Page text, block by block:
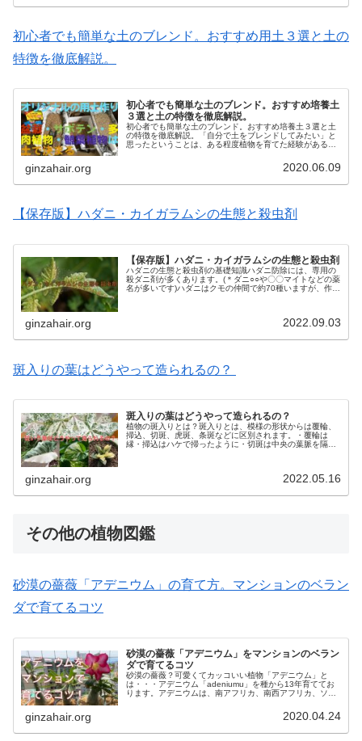
初心者でも簡単な土のブレンド。おすすめ用土３選と土の
特徴を徹底解説。
初心者でも簡単な土のブレンド。おすすめ培養土
３選と土の特徴を徹底解説。
初心者でも簡単な土のブレンド。おすすめ培養土３選と土
の特徴を徹底解説。「自分で土をブレンドしてみたい」と
思ったということは、ある程度植物を育てた経験があると
ginzahair.org 2020.06.09
【保存版】ハダニ・カイガラムシの生態と殺虫剤
【保存版】ハダニ・カイガラムシの生態と殺虫剤
ハダニの生態と殺虫剤の基礎知識ハダニ防除には、専用の
殺ダニ剤が多くあります。(＊ダニ○○や〇〇マイトなどの薬
名が多いです)ハダニはクモの仲間で約70種いますが、作物
ginzahair.org 2022.09.03
斑入りの葉はどうやって造られるの？
斑入りの葉はどうやって造られるの？
植物の斑入りとは？斑入りとは、模様の形状からは覆輪、
掃込、切斑、虎斑、条斑などに区別されます。・覆輪は
縁・掃込はハケで掃ったように・切斑は中央の葉脈を隔て
ginzahair.org 2022.05.16
その他の植物図鑑
砂漠の薔薇「アデニウム」の育て方。マンションのベラン
ダで育てるコツ
砂漠の薔薇「アデニウム」をマンションのベラン
ダで育てるコツ
砂漠の薔薇？可愛くてカッコいい植物「アデニウム」と
は・・・アデニウム「adeniumu」を種から13年育ててお
ります。アデニウムは、南アフリカ、南西アフリカ、ソコ
ginzahair.org 2020.04.24